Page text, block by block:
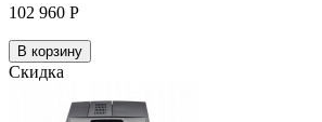
102 960 Р
В корзину
Скидка